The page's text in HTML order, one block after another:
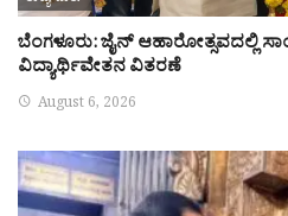
ಬೆಂಗಳೂರು: ಜೈನ್ ಆಹಾರೋತ್ಸವದಲ್ಲಿ
ವಿದ್ಯಾರ್ಥಿವೇತನ ವಿತರಣೆ
August 6, 2026